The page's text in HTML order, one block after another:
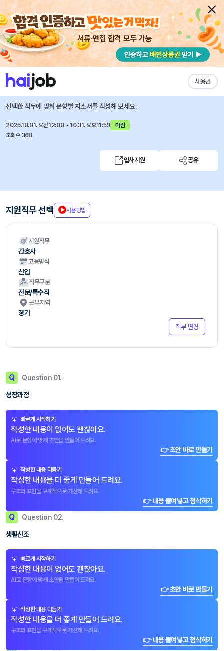
서류·면접 합격 모두 가능
사용권
채용공고 자소서 자유항목 자소서 내 작성목록
의료법인 토마스의료재단(윌스기념병원)
2026년도 윌스기념병원 신규(공채) 간호사 채용
선택한 직무에 맞춰 문항별 자소서를 작성해 보세요.
2025.10.01. 오전12:00 ~ 10.31. 오후11:59
마감
조회수 368
입사지원 공유
지원직무 선택 사용방법
지원직무
간호사
고용방식
신입
직무구분
전문/특수직
근무지역
경기
직무 변경
Q Question 01.
성장과정
빠르게 시작하기
작성한 내용이 없어도 괜찮아요.
AI로 문항에 맞게 초안을 만들어 드려요.
👉 초안 바로 만들기
작성한 내용 다듬기
작성한 내용을 더 좋게 만들어 드려요.
구조와 표현을 구체적으로 개선해 드려요.
👉 내용 붙여넣고 첨삭하기
Q Question 02.
생활신조
빠르게 시작하기
작성한 내용이 없어도 괜찮아요.
AI로 문항에 맞게 초안을 만들어 드려요.
👉 초안 바로 만들기
작성한 내용 다듬기
작성한 내용을 더 좋게 만들어 드려요.
구조와 표현을 구체적으로 개선해 드려요.
👉 내용 붙여넣고 첨삭하기